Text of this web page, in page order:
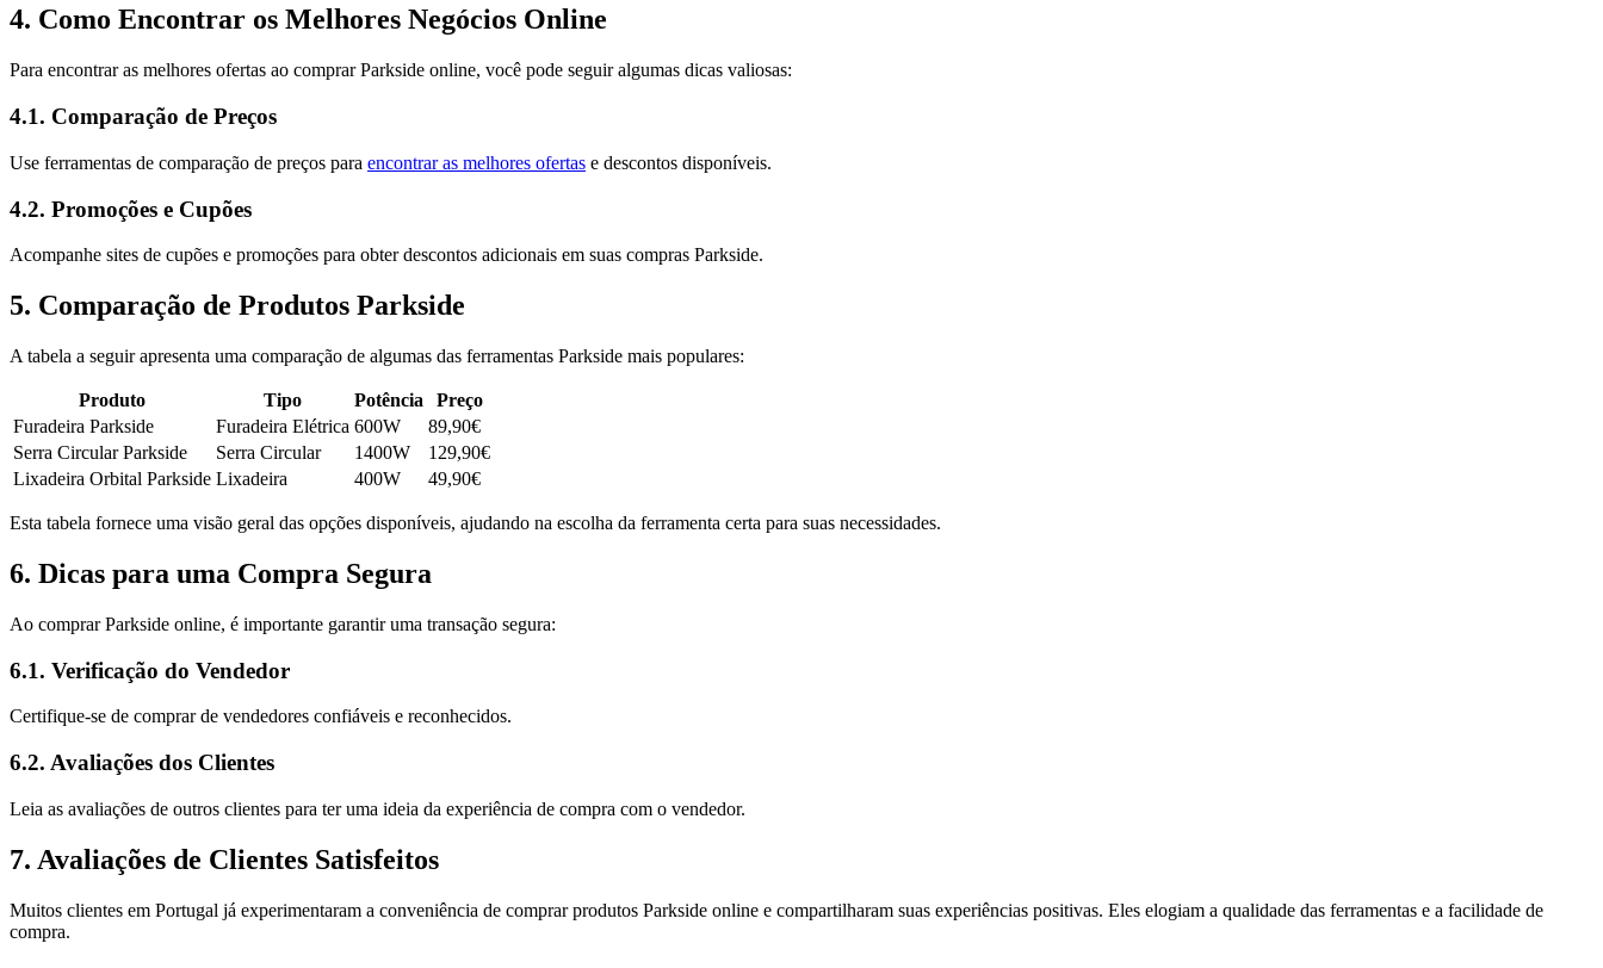
4. Como Encontrar os Melhores Negócios Online
Para encontrar as melhores ofertas ao comprar Parkside online, você pode seguir algumas dicas valiosas:
4.1. Comparação de Preços
Use ferramentas de comparação de preços para encontrar as melhores ofertas e descontos disponíveis.
4.2. Promoções e Cupões
Acompanhe sites de cupões e promoções para obter descontos adicionais em suas compras Parkside.
5. Comparação de Produtos Parkside
A tabela a seguir apresenta uma comparação de algumas das ferramentas Parkside mais populares:
Produto Tipo Potência
Preço
Furadeira Parkside
Furadeira Elétrica 600W
89,90€
Serra Circular Parkside
Serra Circular 1400W
129,90€
Lixadeira Orbital Parkside Lixadeira 400W 49,90€
Esta tabela fornece uma visão geral das opções disponíveis, ajudando na escolha da ferramenta certa para suas necessidades.
6. Dicas para uma Compra Segura
Ao comprar Parkside online, é importante garantir uma transação segura:
6.1. Verificação do Vendedor
Certifique-se de comprar de vendedores confiáveis e reconhecidos.
6.2. Avaliações dos Clientes
Leia as avaliações de outros clientes para ter uma ideia da experiência de compra com o vendedor.
7. Avaliações de Clientes Satisfeitos
Muitos clientes em Portugal já experimentaram a conveniência de comprar produtos Parkside online e compartilharam suas experiências positivas. Eles elogiam a qualidade das ferramentas e a facilidade de
compra.